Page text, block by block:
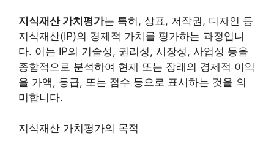
지식재산 가치평가는 특허, 상표, 저작권, 디자인 등
지식재산(IP)의 경제적 가치를 평가하는 과정입니
다. 이는 IP의 기술성, 권리성, 시장성, 사업성 등을
종합적으로 분석하여 현재 또는 장래의 경제적 이익
을 가액, 등급, 또는 점수 등으로 표시하는 것을 의
미합니다.
지식재산 가치평가의 목적